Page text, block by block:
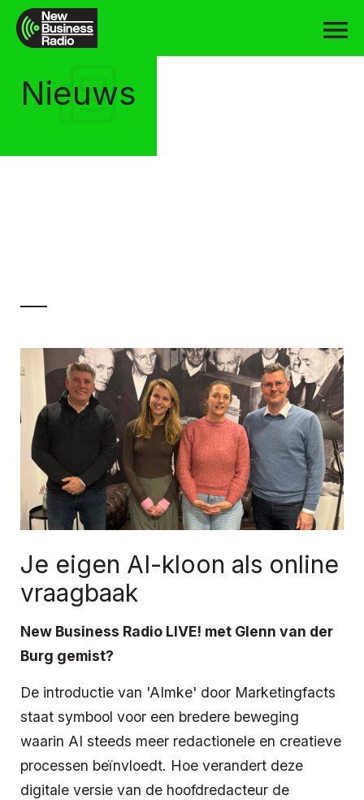
Nieuws
Je eigen AI-kloon als online
vraagbaak
New Business Radio LIVE! met Glenn van der
Burg gemist?
De introductie van 'AImke' door Marketingfacts
staat symbool voor een bredere beweging
waarin AI steeds meer redactionele en creatieve
processen beïnvloedt. Hoe verandert deze
digitale versie van de hoofdredacteur de